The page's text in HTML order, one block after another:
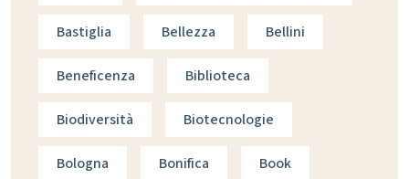
Bastiglia Bellezza Bellini
Beneficenza Biblioteca
Biodiversità Biotecnologie
Bologna Bonifica Book